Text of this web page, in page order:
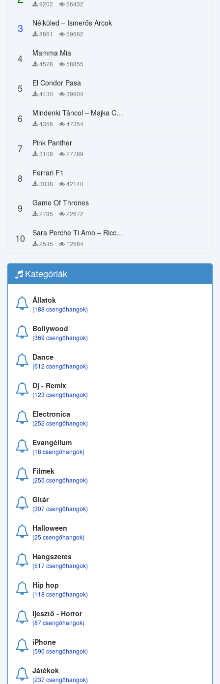
9202 56432
3 Nélküled – Ismerős Arcok
8861 59662
4 Mamma Mia
4528 58855
5 El Condor Pasa
4430 39904
6 Mindenki Táncol – Majka Curtis, Péter Majoros
4356 47354
7 Pink Panther
3108 27789
8 Ferrari F1
3038 42140
9 Game Of Thrones
2785 22672
10 Sara Perche Ti Amo – Ricchi E Poveri
2535 12684
Kategóriák
Állatok
(188 csengőhangok)
Bollywood
(369 csengőhangok)
Dance
(612 csengőhangok)
Dj - Remix
(123 csengőhangok)
Electronica
(252 csengőhangok)
Evangélium
(18 csengőhangok)
Filmek
(255 csengőhangok)
Gitár
(307 csengőhangok)
Halloween
(25 csengőhangok)
Hangszeres
(517 csengőhangok)
Hip hop
(118 csengőhangok)
Ijesztő - Horror
(87 csengőhangok)
iPhone
(590 csengőhangok)
Játékok
(237 csengőhangok)